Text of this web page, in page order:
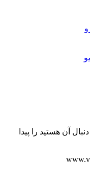
آن هستید را پیدا